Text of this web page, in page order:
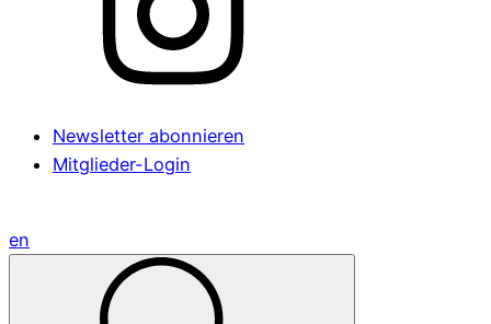
Newsletter abonnieren
Mitglieder-Login
en